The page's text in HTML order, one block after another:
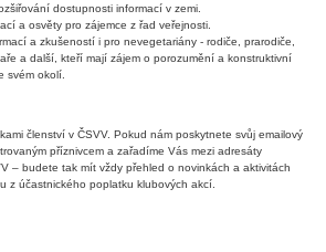
dostupnosti informací v zemi.
a osvěty pro zájemce z řad veřejnosti.
a zkušeností i pro nevegetariány - rodiče, prarodiče,
a další, kteří mají zájem o porozumění a konstruktivní
svém okolí.
členství v ČSVV. Pokud nám poskytnete svůj emailový
příznivcem a zařadíme Vás mezi adresáty
– budete tak mít vždy přehled o novinkách a aktivitách
z účastnického poplatku klubových akcí.